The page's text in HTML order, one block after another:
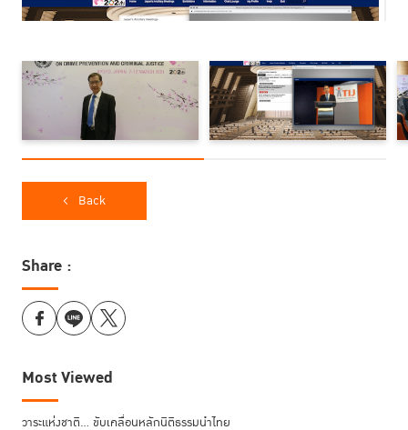
ในการนี้ ดร.นัทธี จิตสว่าง ที่ปรึกษา TIJ ได้ร่วมเป็นผู้บรรยายพิเศษในการ
อภิปรายถึงบทบาทของอาสาสมัครชุมชนในอนาคตที่มีการเปลี่ยนแปลงอย่าง
รวดเร็วและรุนแรง โดยระบุว่า ในห้วงเวลานี้ ความท้าทายประการหนึ่งของอาสา
กลุ่มคนที่อายุน้อยมีความคิดและค่านิยมที่แตกต่างจากคนรุ่นเก่า และมีผลต่อ
การปรับตัวเมื่อต้องเข้ามาเป็นอาสาสมัครชุมชนเพื่อช่วยเหลือคนรุ่นเก่าที่เพิ่งจะ
พ้นโทษ และในทางเดียวกัน คนรุ่นเก่าที่มาเป็นอาสาสมัครก็ต้องประสบกับ
ความท้าทายนี้เช่นกัน นอกจากนี้ อาสาสมัครชุมชนยังจำเป็นต้องได้รับการฝึก
ดร. นัทธี ยังได้ให้ข้อสังเกตและข้อเสนอแนะถึงระบบอาสาสมัครชุมชนดังกล่าว
ว่า รัฐและหน่วยงานที่เกี่ยวข้องดำเนินการโครงการวิจัยเชิงลึก เพื่อสร้างฐาน
Back
Share :
Most Viewed
วาระแห่งชาติ… ขับเคลื่อนหลักนิติธรรมนำไทย